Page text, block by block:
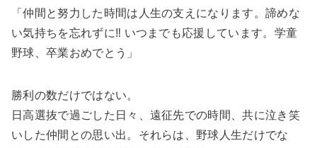
「仲間と努力した時間は人生の支えになります。諦めな
い気持ちを忘れずに‼ いつまでも応援しています。学童
野球、卒業おめでとう」
勝利の数だけではない。
日高選抜で過ごした日々、遠征先での時間、共に泣き笑
いした仲間との思い出。それらは、野球人生だけでな